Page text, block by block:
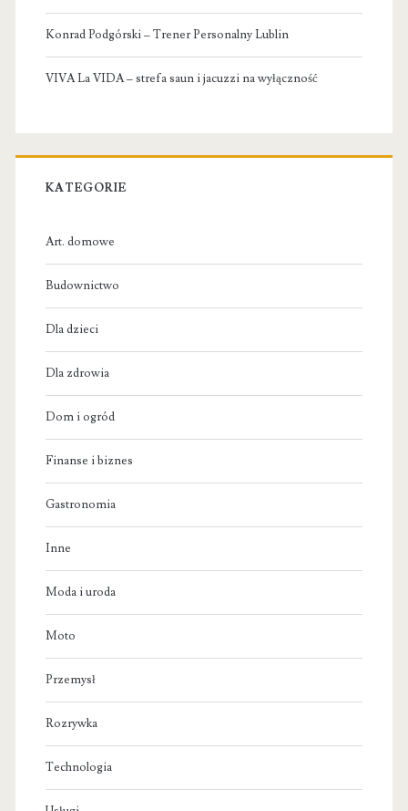
Konrad Podgórski – Trener Personalny Lublin
VIVA La VIDA – strefa saun i jacuzzi na wyłączność
KATEGORIE
Art. domowe
Budownictwo
Dla dzieci
Dla zdrowia
Dom i ogród
Finanse i biznes
Gastronomia
Inne
Moda i uroda
Moto
Przemysł
Rozrywka
Technologia